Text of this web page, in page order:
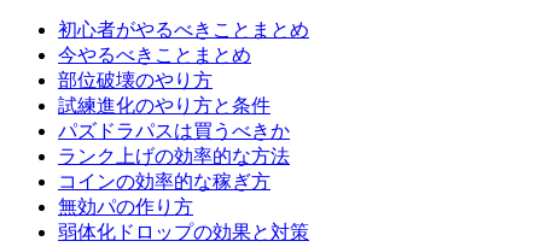
初心者がやるべきことまとめ
今やるべきことまとめ
部位破壊のやり方
試練進化のやり方と条件
パズドラパスは買うべきか
ランク上げの効率的な方法
コインの効率的な稼ぎ方
無効パの作り方
弱体化ドロップの効果と対策